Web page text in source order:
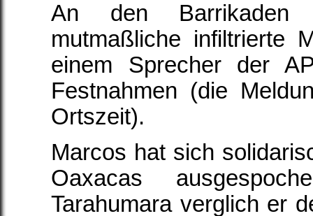
An den Barrikaden
mutmaßliche infiltrierte
einem Sprecher der
Festnahmen (die
Ortszeit).
Marcos hat sich
Oaxacas
Tarahumara verglich er